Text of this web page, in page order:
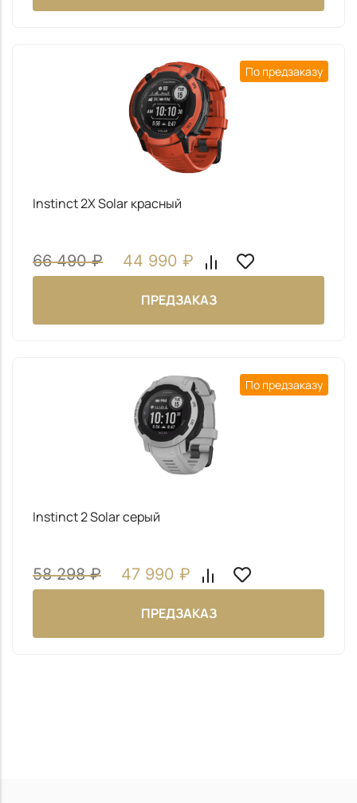
По предзаказу
Instinct 2X Solar красный
66 490₽ 44 990 ₽
ПРЕДЗАКАЗ
По предзаказу
Instinct 2 Solar серый
58 298₽ 47 990 ₽
ПРЕДЗАКАЗ
ОТПРАВИТЬ
Даю согласие на обработкумоих персональных данных
ОТПРАВИТЬ
ОТПРАВИТЬ